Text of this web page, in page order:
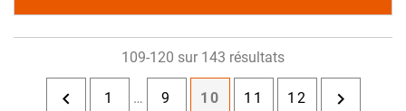
109-120 sur 143 résultats
 1 … 9 10 11 12 